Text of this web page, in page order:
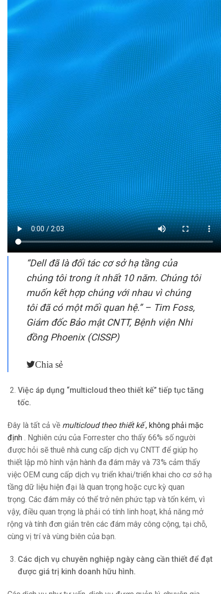
“Dell đã là đối tác cơ sở hạ tầng của
chúng tôi trong ít nhất 10 năm. Chúng tôi
muốn kết hợp chúng với nhau vì chúng
tôi đã có một mối quan hệ.” – Tim Foss,
Giám đốc Bảo mật CNTT, Bệnh viện Nhi
đồng Phoenix (CISSP)
Chia sẻ
Việc áp dụng “multicloud theo thiết kế” tiếp tục tăng
tốc.
Đây là tất cả về multicloud theo thiết kế, không phải mặc
định . Nghiên cứu của Forrester cho thấy 66% số người
được hỏi sẽ thuê nhà cung cấp dịch vụ CNTT để giúp họ
thiết lập mô hình vận hành đa đám mây và 73% cảm thấy
việc OEM cung cấp dịch vụ triển khai/triển khai cho cơ sở hạ
tầng dữ liệu hiện đại là quan trọng hoặc cực kỳ quan
trọng. Các đám mây có thể trở nên phức tạp và tốn kém, vì
vậy, điều quan trọng là phải có tính linh hoạt, khả năng mở
rộng và tính đơn giản trên các đám mây công cộng, tại chỗ,
cùng vị trí và vùng biên của bạn.
Các dịch vụ chuyên nghiệp ngày càng cần thiết để đạt
được giá trị kinh doanh hữu hình.